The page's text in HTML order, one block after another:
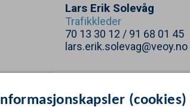
Lars Erik Solevåg
Trafikkleder
70 13 30 12 / 91 68 01 45
lars.erik.solevag@veoy.no
(cookies)